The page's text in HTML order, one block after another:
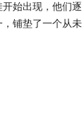
始出现，他们
铺垫了一个从未